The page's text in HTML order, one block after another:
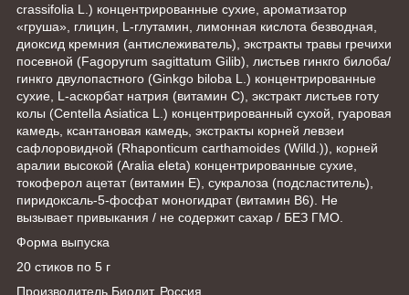
crassifolia L.) концентрированные сухие, ароматизатор
«груша», глицин, L-глутамин, лимонная кислота безводная,
диоксид кремния (антислеживатель), экстракты травы гречихи
посевной (Fagopyrum sagittatum Gilib), листьев гинкго билоба/
гинкго двулопастного (Ginkgo biloba L.) концентрированные
сухие, L-аскорбат натрия (витамин С), экстракт листьев готу
колы (Centella Asiatica L.) концентрированный сухой, гуаровая
камедь, ксантановая камедь, экстракты корней левзеи
сафлоровидной (Rhaponticum carthamoides (Willd.)), корней
аралии высокой (Aralia eleta) концентрированные сухие,
токоферол ацетат (витамин Е), сукралоза (подсластитель),
пиридоксаль-5-фосфат моногидрат (витамин В6). Не
вызывает привыкания / не содержит сахар / БЕЗ ГМО.
Форма выпуска
20 стиков по 5 г
Производитель Биолит, Россия